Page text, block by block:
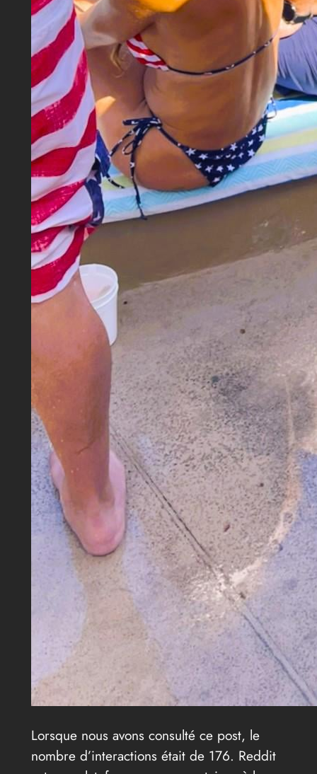
Lorsque nous avons consulté ce post, le
nombre d’interactions était de 176. Reddit